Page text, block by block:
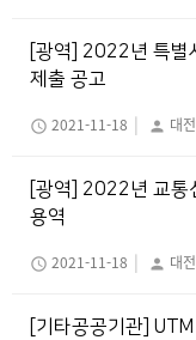
[광역] 2022년 특별
제출 공고
schedule 2021-11-18 | person 대
[광역] 2022년 교통
용역
schedule 2021-11-18 | person 대
[기타공공기관] UTM